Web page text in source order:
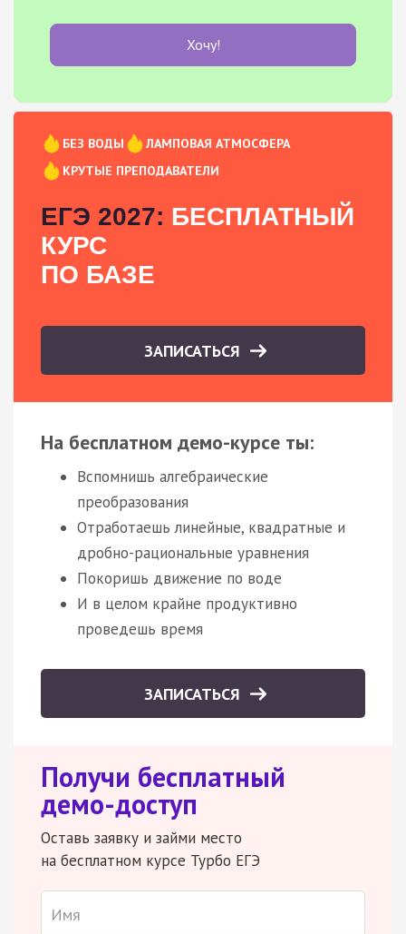
Хочу!
БЕЗ ВОДЫ
ЛАМПОВАЯ АТМОСФЕРА
КРУТЫЕ ПРЕПОДАВАТЕЛИ
ЕГЭ 2027: БЕСПЛАТНЫЙ
КУРС
ПО БАЗЕ
ЗАПИСАТЬСЯ
На бесплатном демо-курсе ты:
Вспомнишь алгебраические
преобразования
Отработаешь линейные, квадратные и
дробно-рациональные уравнения
Покоришь движение по воде
И в целом крайне продуктивно
проведешь время
ЗАПИСАТЬСЯ
Получи бесплатный
демо-доступ
Оставь заявку и займи место
на бесплатном курсе Турбо ЕГЭ